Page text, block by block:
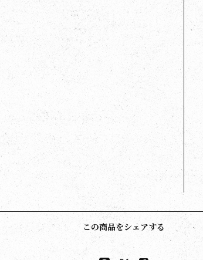
この商品をシェアする